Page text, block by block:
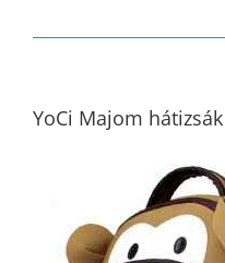
YoCi Majom hátizsák